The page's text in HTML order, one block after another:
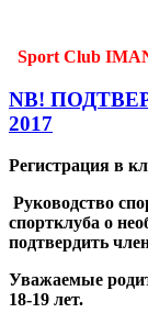
Sport Club
NB!
2017
Регистрация в
Руководство
спортклуба о
подтвердить
Уважаемые
18-19 лет.